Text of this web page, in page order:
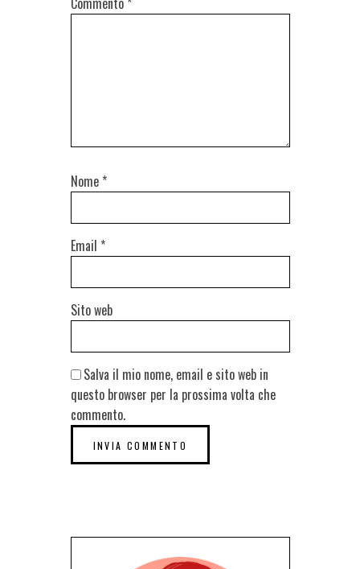
Nome *
Email *
Sito web
Salva il mio nome, email e sito web in
questo browser per la prossima volta che
commento.